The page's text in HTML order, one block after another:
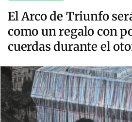
El Arco de Triunfo
como un regalo con
cuerdas durante el